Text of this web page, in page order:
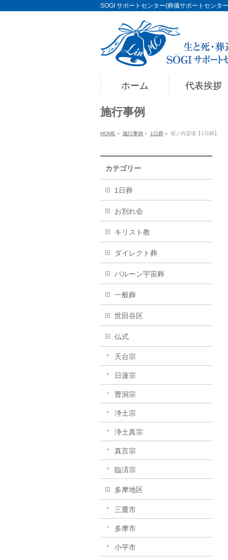
SOGI サポートセンター(葬儀サポートセンタ
ホーム 代表挨拶
施行事例
HOME » 施行事例 » 1日葬 » 堀ノ内斎場【1日葬】
カテゴリー
1日葬
お別れ会
キリスト教
ダイレクト葬
バルーン宇宙葬
一般葬
世田谷区
仏式
天台宗
日蓮宗
曹洞宗
浄土宗
浄土真宗
真言宗
臨済宗
多摩地区
三鷹市
多摩市
小平市